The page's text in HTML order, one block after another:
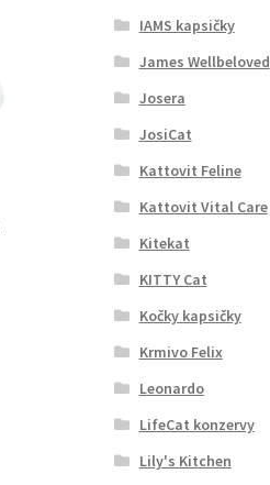
IAMS kapsičky
James Wellbeloved
Josera
JosiCat
Kattovit Feline
Kattovit Vital Care
Kitekat
KITTY Cat
Kočky kapsičky
Krmivo Felix
Leonardo
LifeCat konzervy
Lily's Kitchen